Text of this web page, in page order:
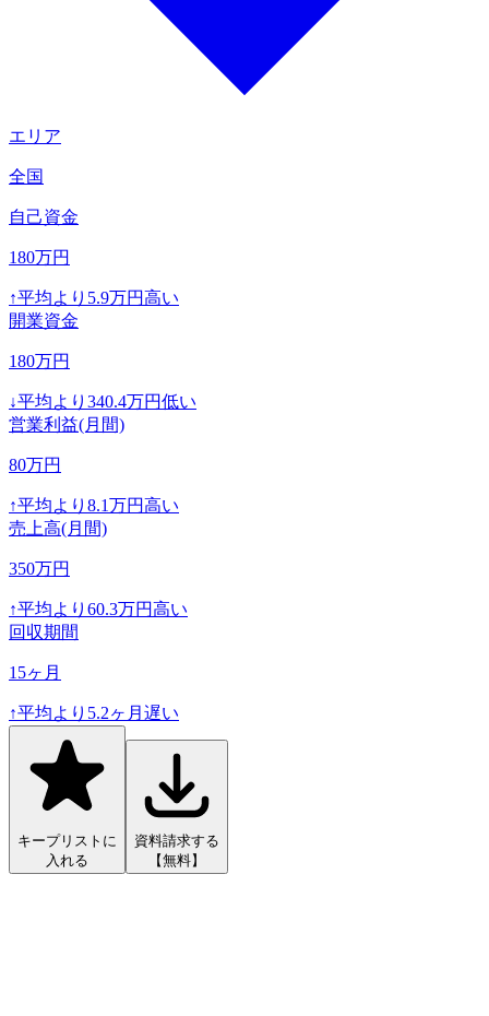
エリア
全国
自己資金
180万円
↑平均より 5.9万円高い
開業資金
180万円
↓平均より 340.4万円低い
営業利益(月間)
80万円
↑平均より 8.1万円高い
売上高(月間)
350万円
↑平均より 60.3万円高い
回収期間
15ヶ月
↑平均より 5.2ヶ月遅い
キープリストに
入れる
資料請求する
【無料】